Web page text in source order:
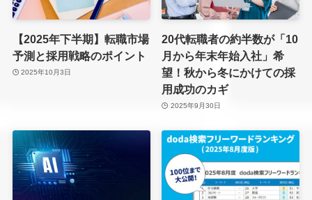
【2025年下半期】転職市場
予測と採用戦略のポイント
2025年10月3日
20代転職者の約半数が「10
月から年末年始入社」希
望！秋から冬にかけての採
用成功のカギ
2025年9月30日